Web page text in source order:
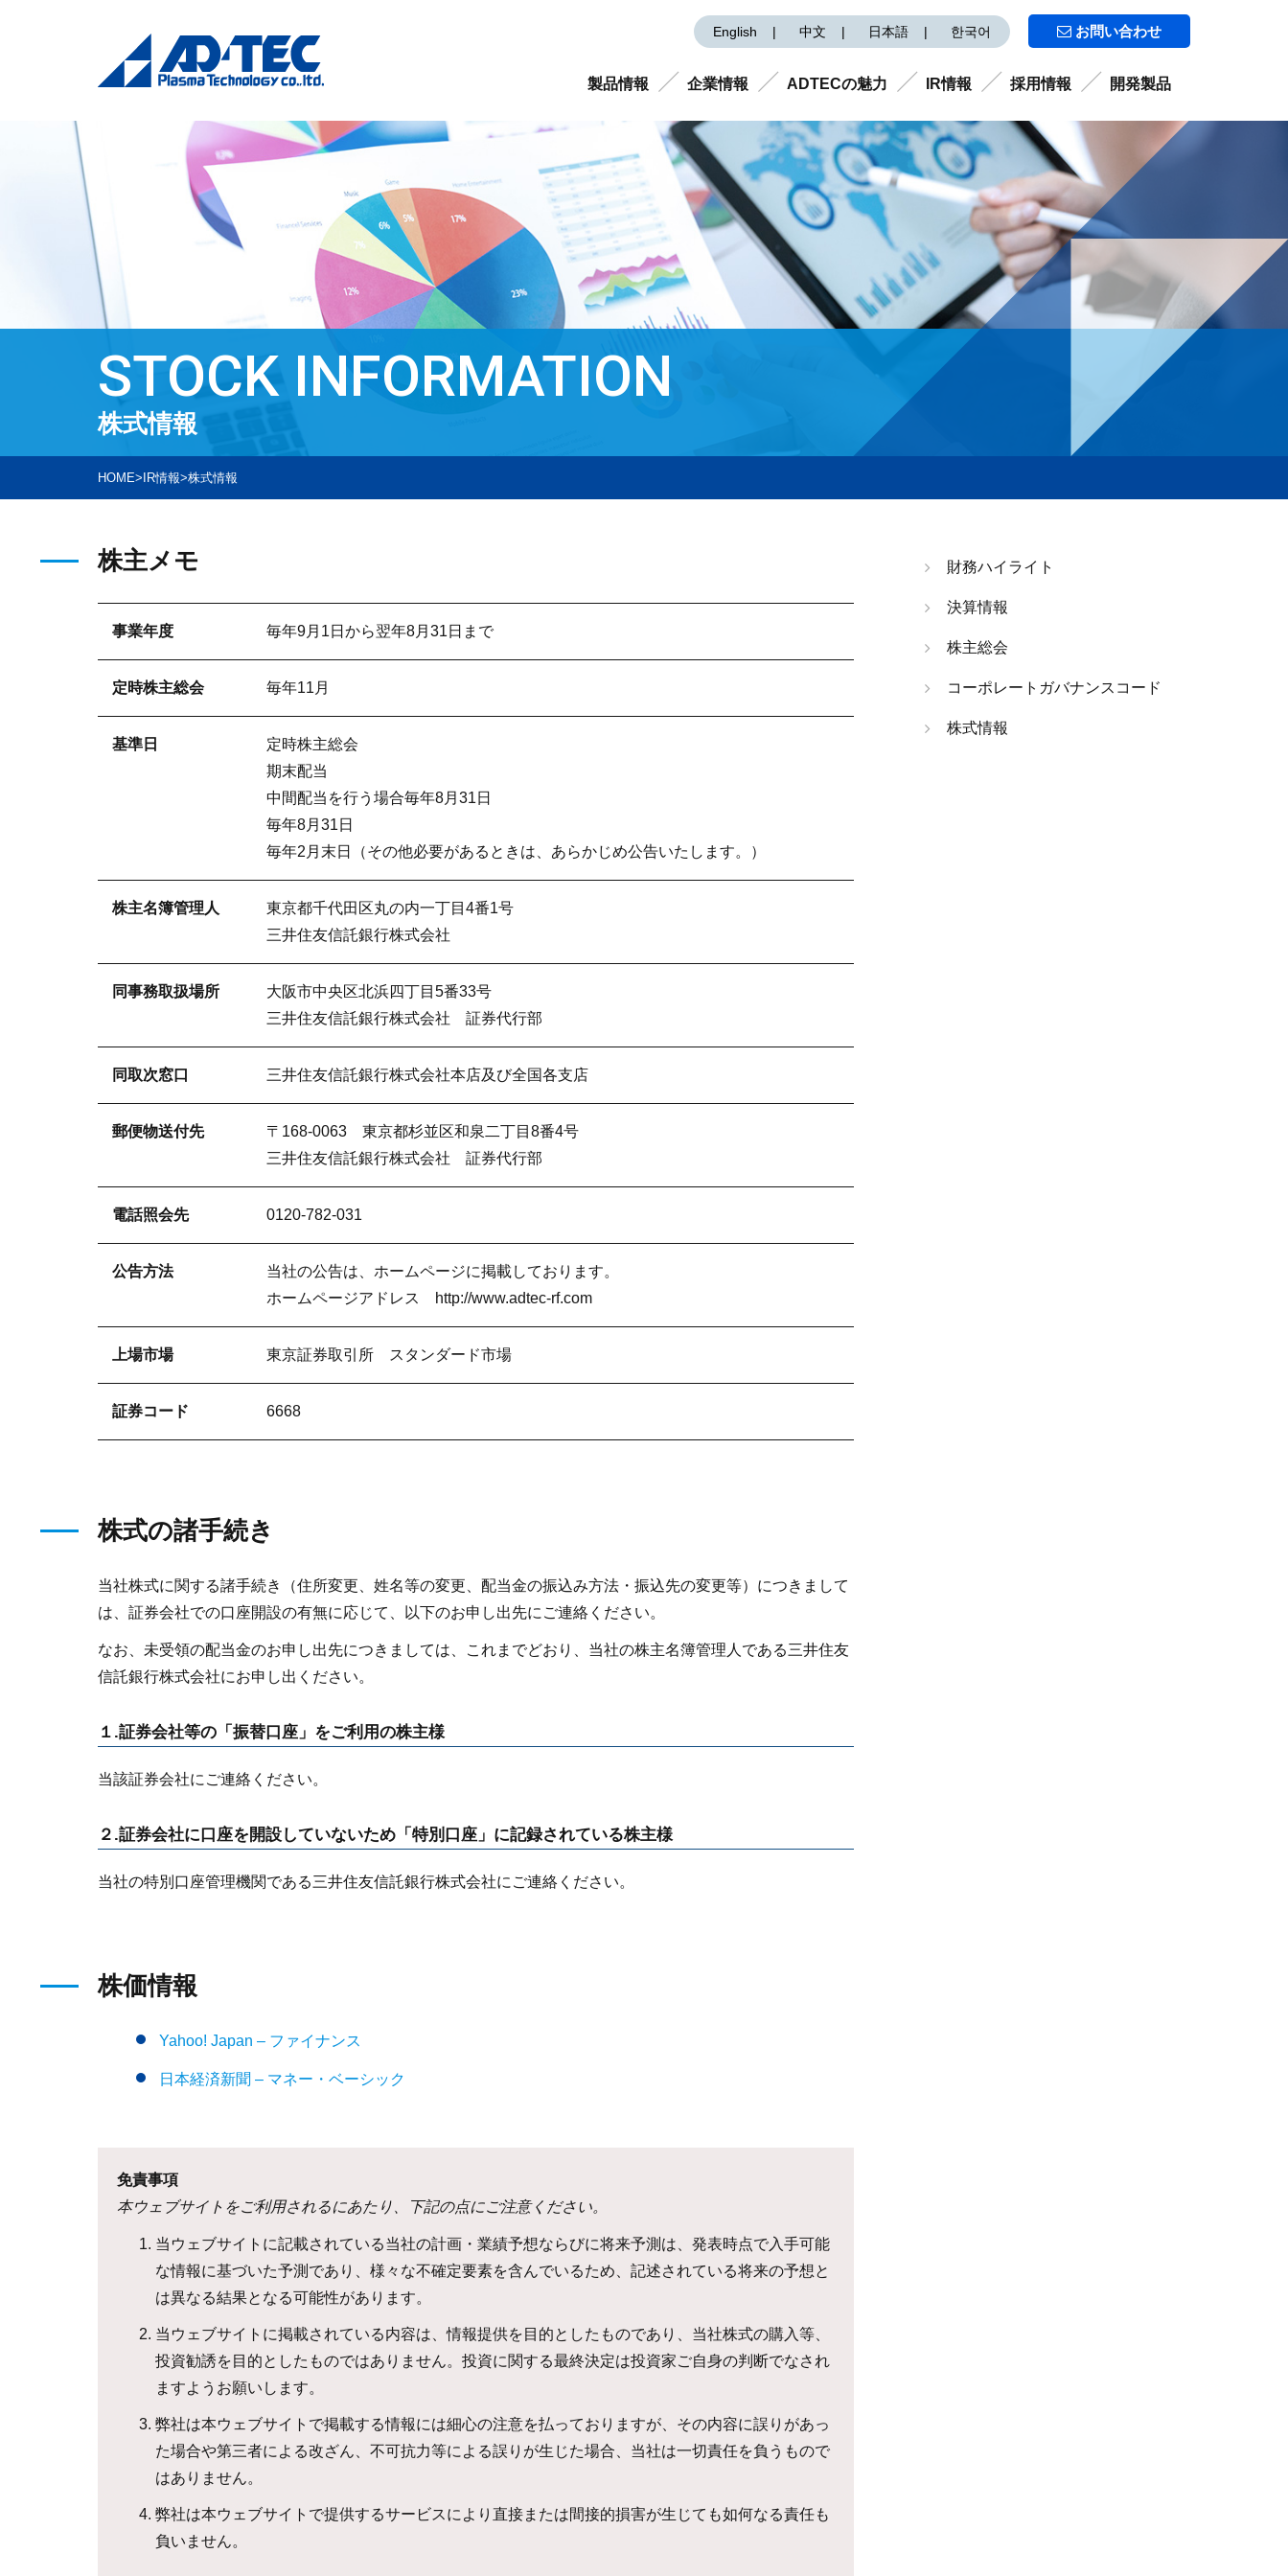
English 中文 日本語 한국어 お問い合わせ
製品情報 企業情報 ADTECの魅力 IR情報 採用情報 開発製品
STOCK INFORMATION
株式情報
HOME> IR情報>株式情報
株主メモ
事業年度 毎年9月1日から翌年8月31日まで
定時株主総会 毎年11月
基準日
定時株主総会
期末配当
中間配当を行う場合毎年8月31日
毎年8月31日
毎年2月末日（その他必要があるときは、あらかじめ公告いたします。）
株主名簿管理人
東京都千代田区丸の内一丁目4番1号
三井住友信託銀行株式会社
同事務取扱場所
大阪市中央区北浜四丁目5番33号
三井住友信託銀行株式会社 証券代行部
同取次窓口 三井住友信託銀行株式会社本店及び全国各支店
郵便物送付先
〒168-0063 東京都杉並区和泉二丁目8番4号
三井住友信託銀行株式会社 証券代行部
電話照会先 0120-782-031
公告方法
当社の公告は、ホームページに掲載しております。
ホームページアドレス http://www.adtec-rf.com
上場市場 東京証券取引所 スタンダード市場
証券コード 6668
株式の諸手続き
当社株式に関する諸手続き（住所変更、姓名等の変更、配当金の振込み方法・振込先の変更等）につきまして
は、証券会社での口座開設の有無に応じて、以下のお申し出先にご連絡ください。
なお、未受領の配当金のお申し出先につきましては、これまでどおり、当社の株主名簿管理人である三井住友
信託銀行株式会社にお申し出ください。
１.証券会社等の「振替口座」をご利用の株主様
当該証券会社にご連絡ください。
２.証券会社に口座を開設していないため「特別口座」に記録されている株主様
当社の特別口座管理機関である三井住友信託銀行株式会社にご連絡ください。
株価情報
Yahoo! Japan – ファイナンス
日本経済新聞 – マネー・ベーシック
免責事項
本ウェブサイトをご利用されるにあたり、下記の点にご注意ください。
当ウェブサイトに記載されている当社の計画・業績予想ならびに将来予測は、発表時点で入手可能
な情報に基づいた予測であり、様々な不確定要素を含んでいるため、記述されている将来の予想と
は異なる結果となる可能性があります。
当ウェブサイトに掲載されている内容は、情報提供を目的としたものであり、当社株式の購入等、
投資勧誘を目的としたものではありません。投資に関する最終決定は投資家ご自身の判断でなされ
ますようお願いします。
弊社は本ウェブサイトで掲載する情報には細心の注意を払っておりますが、その内容に誤りがあっ
た場合や第三者による改ざん、不可抗力等による誤りが生じた場合、当社は一切責任を負うもので
はありません。
弊社は本ウェブサイトで提供するサービスにより直接または間接的損害が生じても如何なる責任も
負いません。
財務ハイライト
決算情報
株主総会
コーポレートガバナンスコード
株式情報